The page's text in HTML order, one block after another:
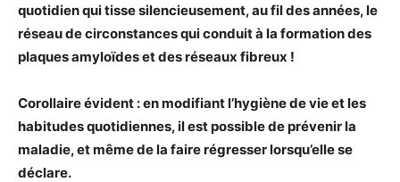
quotidien qui tisse silencieusement, au fil des années, le
réseau de circonstances qui conduit à la formation des
plaques amyloïdes et des réseaux fibreux !
Corollaire évident : en modifiant l’hygiène de vie et les
habitudes quotidiennes, il est possible de prévenir la
maladie, et même de la faire régresser lorsqu’elle se
déclare.